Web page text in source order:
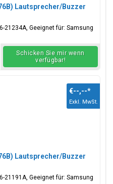
Lautsprecher/Buzzer
21234A, Geeignet für: Samsung
Schicken Sie mir wenn
verfügbar!
Lautsprecher/Buzzer
21191A, Geeignet für: Samsung
€--,--*
Exkl. MwSt.